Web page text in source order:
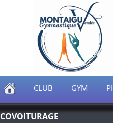
CLUB GYM
COVOITURAGE